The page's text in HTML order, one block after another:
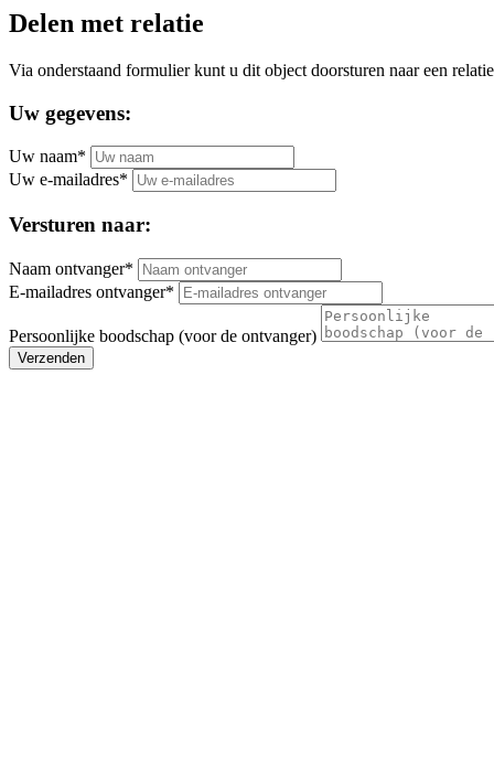
Delen met relatie
Via onderstaand formulier kunt u dit object doorsturen naar een
Uw gegevens:
Uw naam*
Uw e-mailadres*
Versturen naar:
Naam ontvanger*
E-mailadres ontvanger*
Persoonlijke boodschap (voor de ontvanger)
Verzenden